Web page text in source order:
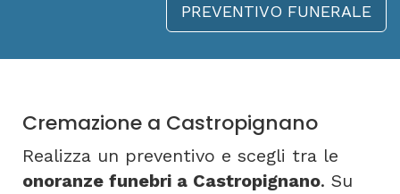
PREVENTIVO FUNERALE
Cremazione a Castropignano
Realizza un preventivo e scegli tra le
onoranze funebri a Castropignano. Su